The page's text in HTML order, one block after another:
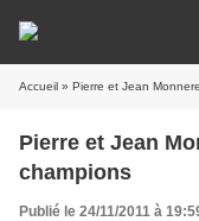
Accueil » Pierre et Jean
Pierre et Jean
champions
Publié le 24/11/2011 à